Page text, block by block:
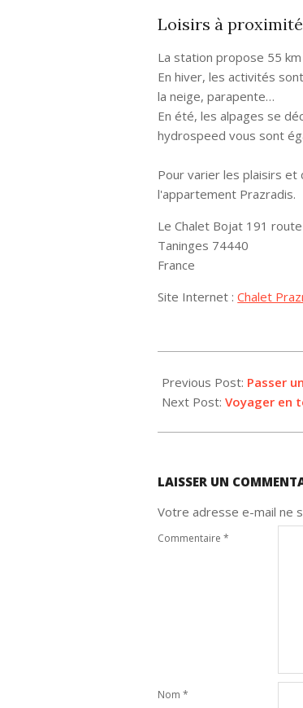
Loisirs à proximité
La station propose 55
En hiver, les activités
la neige, parapente…
En été, les alpages se
hydrospeed vous sont
Pour varier les plaisirs
l'appartement Prazradis.
Le Chalet Bojat 191
Taninges 74440
France
Site Internet :Chalet
06-
29
Previous Post: Passer
Next Post:Voyager en
LAISSER UN
Votre adresse e-mail ne
Commentaire*
Nom*